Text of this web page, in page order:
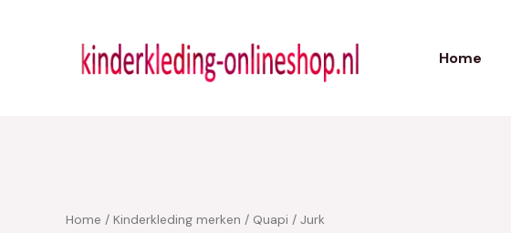
Home
Home / Kinderkleding merken / Quapi / Jurk